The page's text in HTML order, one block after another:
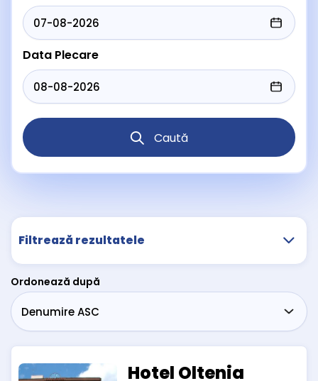
Data Plecare
Caută
Filtrează rezultatele
Ordonează după
Hotel Oltenia